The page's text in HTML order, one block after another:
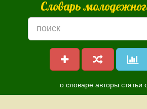
Словарь
о словаре авторы статьи